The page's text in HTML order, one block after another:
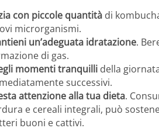
con piccole quantità di
microrganismi.
un’adeguata idratazione.
di gas.
momenti tranquilli della
successivi.
attenzione alla tua dieta.
e cereali integrali, può
buoni e cattivi.